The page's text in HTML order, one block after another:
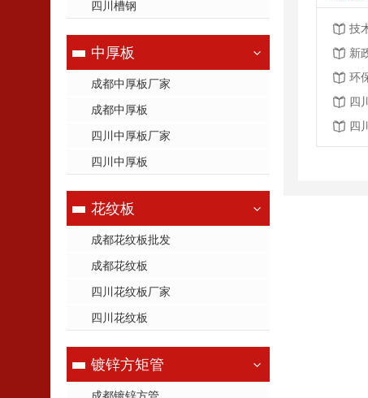
四川槽钢
中厚板
成都中厚板厂家
成都中厚板
四川中厚板厂家
四川中厚板
花纹板
成都花纹板批发
成都花纹板
四川花纹板厂家
四川花纹板
镀锌方矩管
技
新
环
四
四